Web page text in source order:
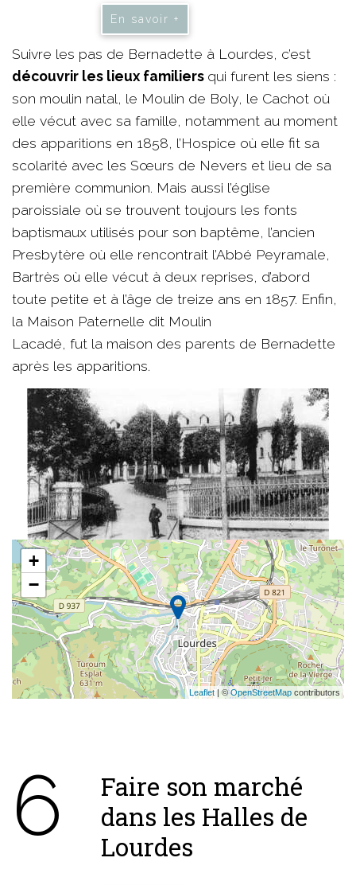
En savoir +
Suivre les pas de Bernadette à Lourdes, c’est
découvrir les lieux familiers qui furent les siens :
son moulin natal, le Moulin de Boly, le Cachot où
elle vécut avec sa famille, notamment au moment
des apparitions en 1858, l’Hospice où elle fit sa
scolarité avec les Sœurs de Nevers et lieu de sa
première communion. Mais aussi l’église
paroissiale où se trouvent toujours les fonts
baptismaux utilisés pour son baptême, l’ancien
Presbytère où elle rencontrait l’Abbé Peyramale,
Bartrès où elle vécut à deux reprises, d’abord
toute petite et à l’âge de treize ans en 1857. Enfin,
la Maison Paternelle dit Moulin
Lacadé, fut la maison des parents de Bernadette
après les apparitions.
+
−
Leaflet | ©OpenStreetMap contributors
6
Faire son marché
dans les Halles de
Lourdes